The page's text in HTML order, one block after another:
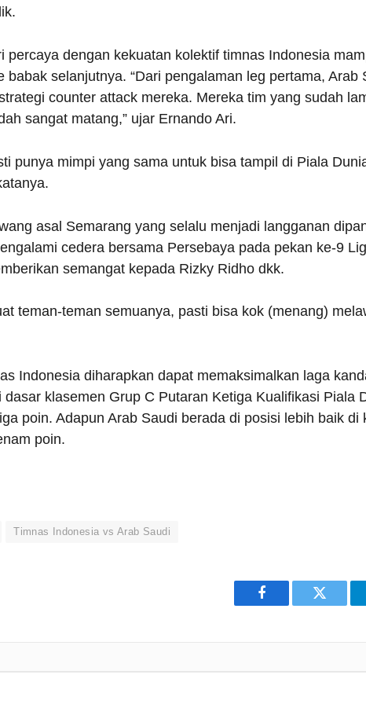
percaya dengan kekuatan kolektif timnas Indonesia
babak selanjutnya. “Dari pengalaman leg pertama, Arab
counter attack mereka. Mereka tim yang sudah
sangat matang,” ujar Ernando Ari.
punya mimpi yang sama untuk bisa tampil di Piala
asal Semarang yang selalu menjadi langganan
cedera bersama Persebaya pada pekan ke-9
semangat kepada Rizky Ridho dkk.
teman-teman semuanya, pasti bisa kok (menang)
Indonesia diharapkan dapat memaksimalkan laga
dasar klasemen Grup C Putaran Ketiga Kualifikasi Piala
poin. Adapun Arab Saudi berada di posisi lebih baik di
poin.
Timnas Indonesia vs Arab Saudi
Facebook Twitter